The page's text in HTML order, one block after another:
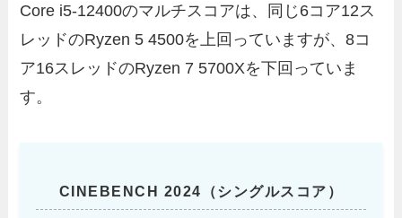
Core i5-12400のマルチスコアは、同じ6コア12ス
レッドのRyzen 5 4500を上回っていますが、8コ
ア16スレッドのRyzen 7 5700Xを下回っていま
す。
CINEBENCH 2024（シングルスコア）